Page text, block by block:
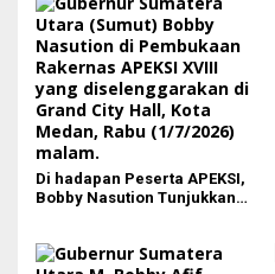
Di hadapan Peserta APEKSI,
Bobby Nasution Tunjukkan